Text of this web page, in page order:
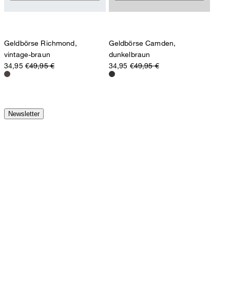
Geldbörse Richmond,
vintage-braun
34,95 €49,95 €
Geldbörse Camden,
dunkelbraun
34,95 €49,95 €
Newsletter